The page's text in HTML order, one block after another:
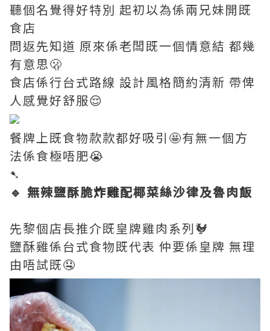
聽個名覺得好特別 起初以為係兩兄妹開既
食店
問返先知道 原來係老闆既一個情意結 都幾
有意思🫢
食店係行台式路線 設計風格簡約清新 帶俾
人感覺好舒服😌
餐牌上既食物款款都好吸引🤩有無一個方
法係食極唔肥😭
➷
🔹 無辣鹽酥脆炸雞配椰菜絲沙律及魯肉飯
先黎個店長推介既皇牌雞肉系列🐓
鹽酥雞係台式食物既代表 仲要係皇牌 無理
由唔試既🤤